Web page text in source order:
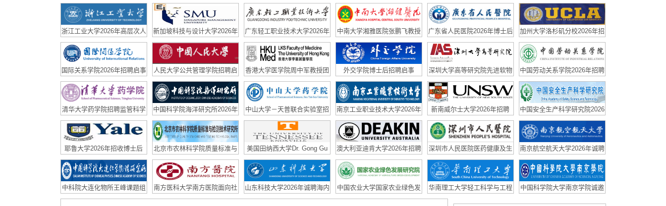
团队联合招聘博后
学院国家优青课题组诚聘博士
后
队长期招聘青年英才和博士后
作人员招聘启事
次人才（博士）引进公告
浙江工业大学2026年高层次人
才招聘公告
新加坡科技与设计大学2026年
招聘
广东轻工职业技术大学2026年
高层次、急需紧缺人才公开招
聘公告
中南大学湘雅医院张鹏飞教授
课题组招聘博士后
广东省人民医院2026年博士后
招聘公告
加州大学洛杉矶分校2026年招
聘
国际关系学院2026年招聘启事
人民大学公共管理学院招聘启
事
香港大学医学院周中军教授团
队招聘博士后
外交学院博士后招聘启事
深圳大学高等研究院先进软物
质自组装结构课题组博士后招
聘
中国劳动关系学院2026年招聘
简章
清华大学药学院招聘监管科学
方向科研助理、青年学者公告
中国科学院海洋研究所2026年
博士后招聘公告
中山大学－天普联合实验室招
聘博士后和研发工程师
南京工业职业技术大学2026年
公开招聘高层次人才公告
新南威尔士大学2026年招聘
中国安全生产科学研究院2026
年博士后招聘
耶鲁大学2026年招收博士后
北京市农林科学院质量标准与
检测技术研究所招聘合同制科
研助理/联培学生
美国田纳西大学Dr. Gong Gu
招2D materials research
Postdoc
澳大利亚迪肯大学2026年招聘
深圳市人民医院医药健康及生
物材料科研团队博士后、研究
助理及科研秘书招聘
南京航空航天大学2026年诚聘
海内外优秀人才
中科院大连化物所王峰课题组
2026年博士后招聘计划
南方医科大学南方医院面向社
会公开招聘皮肤科主任、眼科
山东科技大学2026年诚聘海内
外优秀人才启事
中国农业大学国家农业绿色发
展研究院张福锁院士团队招聘
华南理工大学轻工科学与工程
学院诚聘海内外英才
中国科学院大学南京学院诚邀